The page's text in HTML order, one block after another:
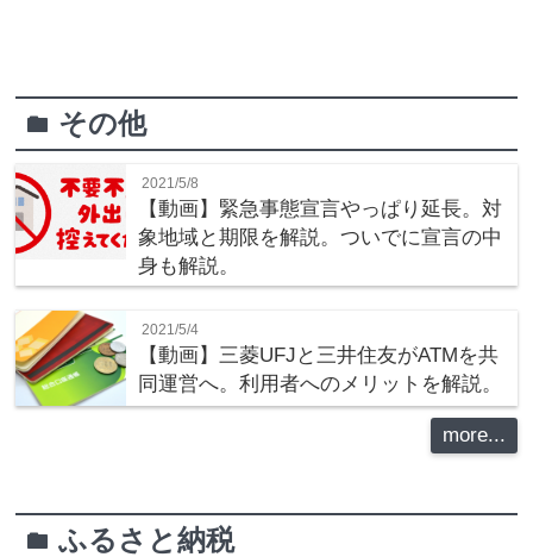
folder その他
2021/5/8
【動画】緊急事態宣言やっぱり延長。対
象地域と期限を解説。ついでに宣言の中
身も解説。
2021/5/4
【動画】三菱UFJと三井住友がATMを共
同運営へ。利用者へのメリットを解説。
more...
folderふるさと納税